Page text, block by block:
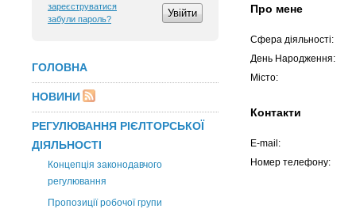
зареєструватися
забули пароль?
ГОЛОВНА
НОВИНИ
РЕГУЛЮВАННЯ РІЄЛТОРСЬКОЇ
ДІЯЛЬНОСТІ
Концепція законодавчого
регулювання
Пропозиції робочої групи
Про мене
Сфера діяльності:
День Народження:
Місто:
Контакти
E-mail:
Номер телефону: